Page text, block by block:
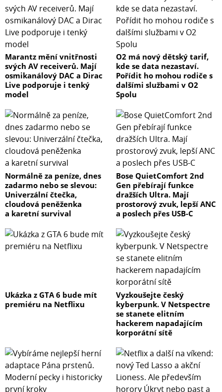
Marantz mění vnitřnosti
svých AV receiverů. Mají
osmikanálový DAC a Dirac
Live podporuje i tenký
model
O2 má nový dětský tarif,
kde se data nezastaví.
Pořídit ho mohou rodiče s
dalšími službami v O2
Spolu
Normálně za peníze, dnes
zadarmo nebo se slevou:
Univerzální čtečka,
cloudová peněženka
a karetní survival
Bose QuietComfort 2nd
Gen přebírají funkce
dražších Ultra. Mají
prostorový zvuk, lepší ANC
a poslech přes USB-C
Ukázka z GTA 6 bude mít
premiéru na Netflixu
Vyzkoušejte český
kyberpunk. V Netspectre
se stanete elitním
hackerem napadajícím
korporátní sítě